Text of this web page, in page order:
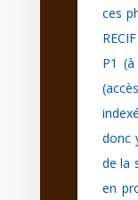
ces
P1
donc
de la